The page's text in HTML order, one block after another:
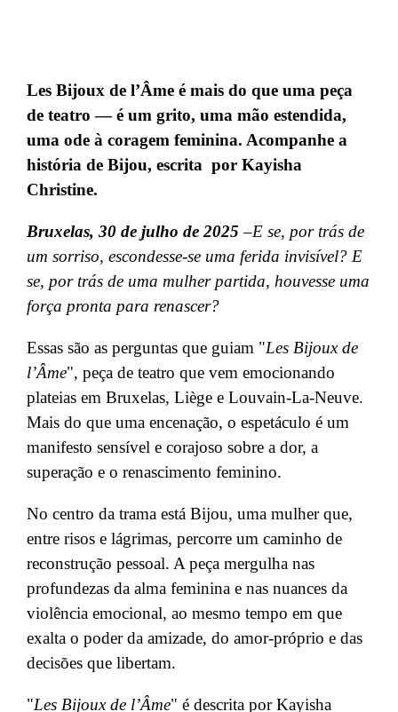
Les Bijoux de l’Âme é mais do que uma peça
de teatro — é um grito, uma mão estendida,
uma ode à coragem feminina. Acompanhe a
história de Bijou, escrita por Kayisha
Christine.
Bruxelas, 30 de julho de 2025 –E se, por trás de
um sorriso, escondesse-se uma ferida invisível? E
se, por trás de uma mulher partida, houvesse uma
força pronta para renascer?
Essas são as perguntas que guiam "Les Bijoux de
l’Âme", peça de teatro que vem emocionando
plateias em Bruxelas, Liège e Louvain-La-Neuve.
Mais do que uma encenação, o espetáculo é um
manifesto sensível e corajoso sobre a dor, a
superação e o renascimento feminino.
No centro da trama está Bijou, uma mulher que,
entre risos e lágrimas, percorre um caminho de
reconstrução pessoal. A peça mergulha nas
profundezas da alma feminina e nas nuances da
violência emocional, ao mesmo tempo em que
exalta o poder da amizade, do amor-próprio e das
decisões que libertam.
"Les Bijoux de l’Âme" é descrita por Kayisha